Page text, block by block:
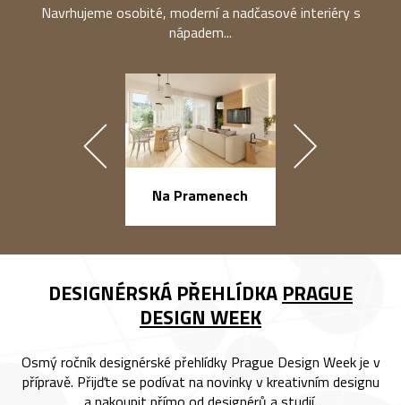
Navrhujeme osobité, moderní a nadčasové interiéry s
nápadem...
Na Pramenech
DESIGNÉRSKÁ PŘEHLÍDKA PRAGUE
DESIGN WEEK
Osmý ročník designérské přehlídky Prague Design Week je v
přípravě. Přijďte se podívat na novinky v kreativním designu